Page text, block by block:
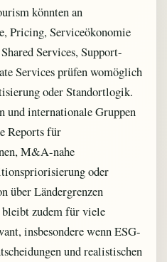
könnten an
Pricing, Serviceökonomie
Services, Support-
Services prüfen womöglich
oder Standortlogik.
und internationale Gruppen
Reports für
M&A-nahe
oder
über Ländergrenzen
zudem für viele
insbesondere wenn ESG-
und realistischen